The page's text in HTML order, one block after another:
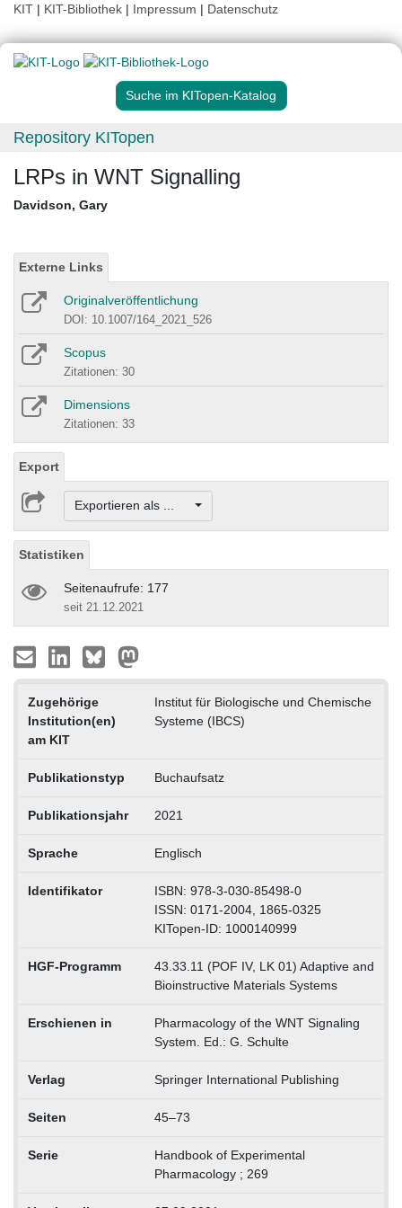
KIT | KIT-Bibliothek | Impressum | Datenschutz
Suche im KITopen-Katalog
Repository KITopen
LRPs in WNT Signalling
Davidson, Gary
Externe Links
Originalveröffentlichung
DOI: 10.1007/164_2021_526
Scopus
Zitationen: 30
Dimensions
Zitationen: 33
Export
Exportieren als ...
Statistiken
Seitenaufrufe: 177
seit 21.12.2021
Zugehörige
Institution(en)
am KIT
Institut für Biologische und Chemische
Systeme (IBCS)
Publikationstyp Buchaufsatz
Publikationsjahr 2021
Sprache Englisch
Identifikator
ISBN: 978-3-030-85498-0
ISSN: 0171-2004, 1865-0325
KITopen-ID: 1000140999
HGF-Programm
43.33.11 (POF IV, LK 01) Adaptive and
Bioinstructive Materials Systems
Erschienen in
Pharmacology of the WNT Signaling
System. Ed.: G. Schulte
Verlag Springer International Publishing
Seiten 45–73
Serie
Handbook of Experimental
Pharmacology ; 269